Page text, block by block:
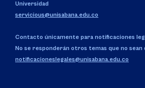
Universidad
servicious@unisabana.edu.co
Contacto únicamente para notificaciones
No se responderán otros temas que no sean
notificacioneslegales@unisabana.edu.co